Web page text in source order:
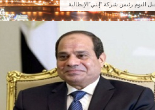
اليوم رئيس شركة “إيني”الإيطالية